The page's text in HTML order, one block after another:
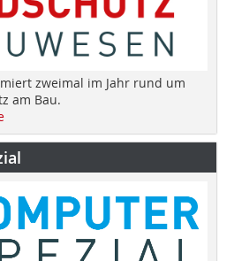
zweimal im Jahr rund um
am Bau.